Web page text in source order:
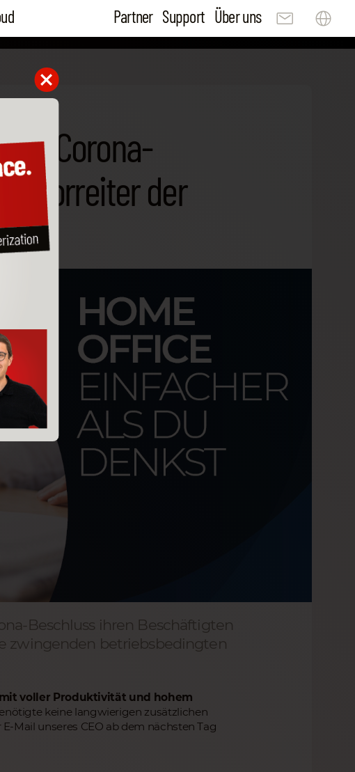
Partner Support Über uns
Corona-
Vorreiter der
Beschluss ihren Beschäftigten
zwingenden betriebsbedingten
voller Produktivität und hohem
keine langwierigen zusätzlichen
Mail unseres CEO ab dem nächsten Tag